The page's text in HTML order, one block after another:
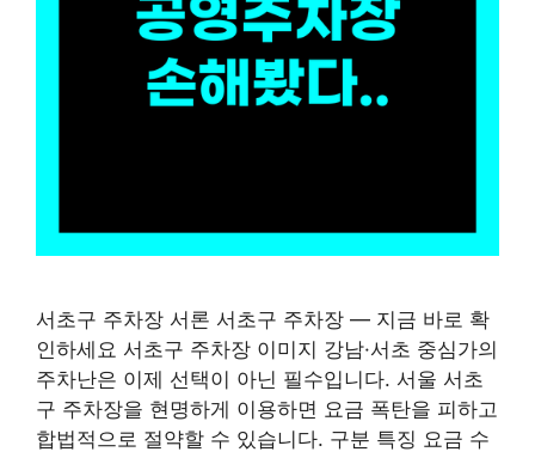
서초구 주차장 서론 서초구 주차장 — 지금 바로 확
인하세요 서초구 주차장 이미지 강남·서초 중심가의
주차난은 이제 선택이 아닌 필수입니다. 서울 서초
구 주차장을 현명하게 이용하면 요금 폭탄을 피하고
합법적으로 절약할 수 있습니다. 구분 특징 요금 수